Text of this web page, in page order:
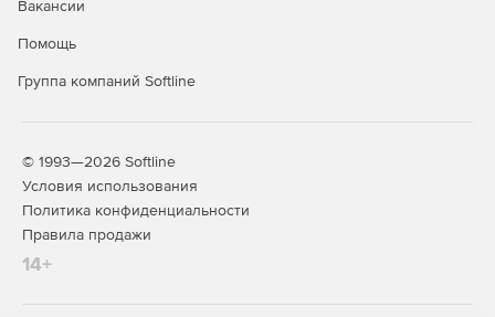
обрабатывающих информацию ограниченного доступа, к
информации.
информационных системах персональных данных, а также
в составе значимых объектов КИИ любого класса
(уровня, категории) защищенности. Дополнительно
Вакансии
Помощь
Группа компаний Softline
© 1993—2026 Softline
Условия использования
Политика конфиденциальности
Правила продажи
14+